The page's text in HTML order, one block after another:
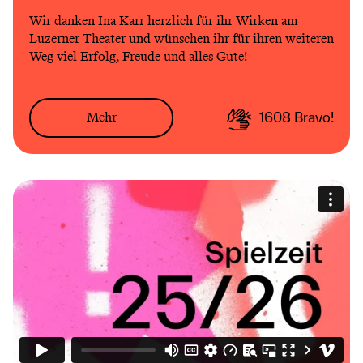
Wir danken Ina Karr herzlich für ihr Wirken am
Luzerner Theater und wünschen ihr für ihren weiteren
Weg viel Erfolg, Freude und alles Gute!
Mehr 1608 Bravo!